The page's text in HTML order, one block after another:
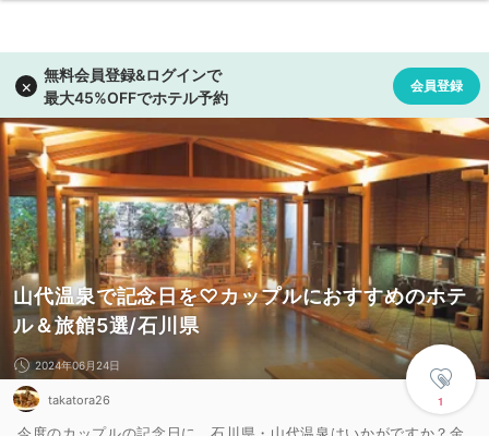
山代温泉で記念日を♡カップルにおすすめのホテ
ル＆旅館5選/石川県
1
2024年06月24日
takatora26